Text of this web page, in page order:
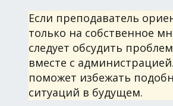
Если преподаватель
только на собственное
следует обсудить
вместе с
поможет избежать
ситуаций в будущем.